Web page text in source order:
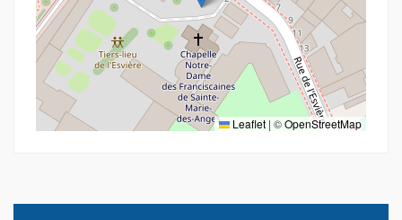
Leaflet | ©OpenStreetMap